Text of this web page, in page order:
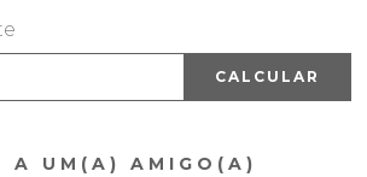
CALCULAR
A UM(A) AMIGO(A)